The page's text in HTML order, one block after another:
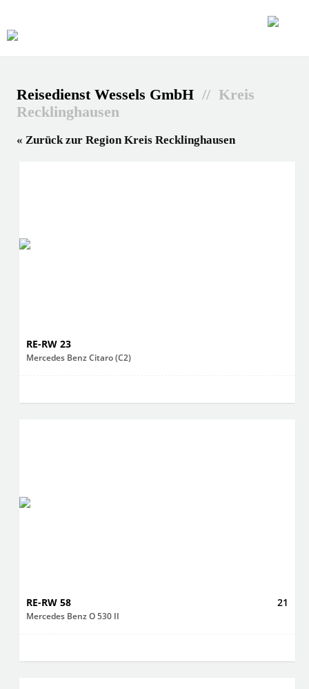
Reisedienst Wessels GmbH // Kreis
Recklinghausen
« Zurück zur Region Kreis Recklinghausen
RE-RW 23
Mercedes Benz Citaro (C2)
21
RE-RW 58
Mercedes Benz O 530 II